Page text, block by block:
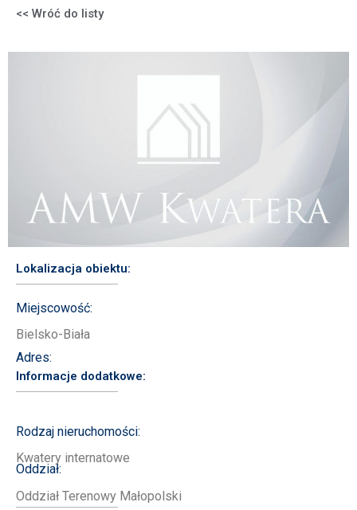
<< Wróć do listy
Lokalizacja obiektu:
Miejscowość:
Bielsko-Biała
Adres:
Informacje dodatkowe:
Rodzaj nieruchomości:
Kwatery internatowe
Oddział:
Oddział Terenowy Małopolski